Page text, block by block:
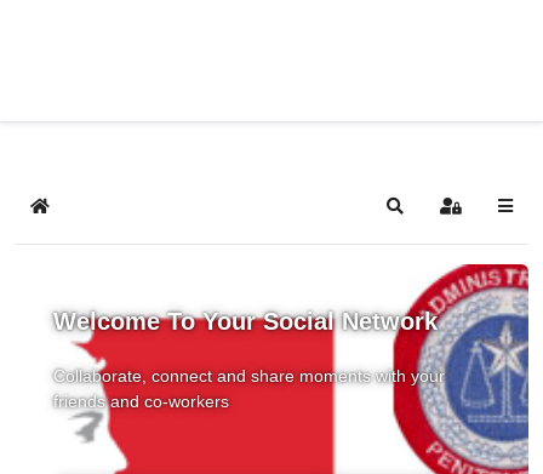
Home SearchSign In
Welcome To Your Social Network
Collaborate, connect and share moments with your
friends and co-workers